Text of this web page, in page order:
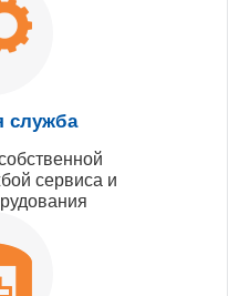
служба
сервиса и